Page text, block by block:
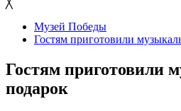
╳
Музей Победы
Гостям приготовили
Гостям приготовили
подарок